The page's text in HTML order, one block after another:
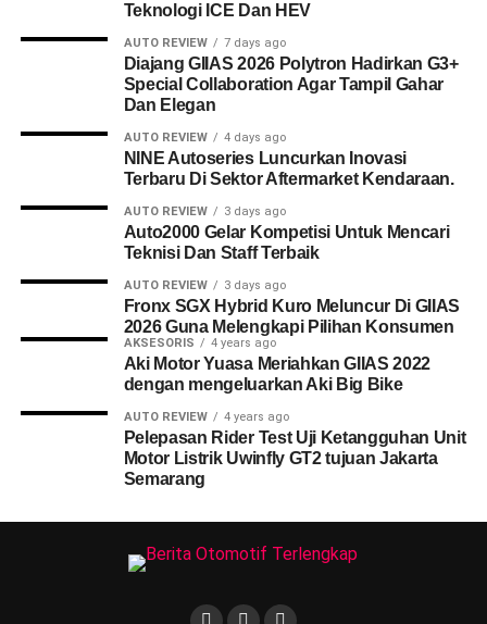
Teknologi ICE Dan HEV
AUTO REVIEW 7 days ago
Diajang GIIAS 2026 Polytron Hadirkan G3+
Special Collaboration Agar Tampil Gahar
Dan Elegan
AUTO REVIEW 4 days ago
NINE Autoseries Luncurkan Inovasi
Terbaru Di Sektor Aftermarket Kendaraan.
AUTO REVIEW 3 days ago
Auto2000 Gelar Kompetisi Untuk Mencari
Teknisi Dan Staff Terbaik
AUTO REVIEW 3 days ago
Fronx SGX Hybrid Kuro Meluncur Di GIIAS
2026 Guna Melengkapi Pilihan Konsumen
AKSESORIS 4 years ago
Aki Motor Yuasa Meriahkan GIIAS 2022
dengan mengeluarkan Aki Big Bike
AUTO REVIEW 4 years ago
Pelepasan Rider Test Uji Ketangguhan Unit
Motor Listrik Uwinfly GT2 tujuan Jakarta
Semarang